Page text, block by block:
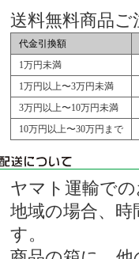
送料無料商品ご
代金引換額
1万円未満
1万円以上〜3万円未満
3万円以上〜10万円未満
10万円以上〜30万円まで
ヤマト運輸で
地域の場合、
す。